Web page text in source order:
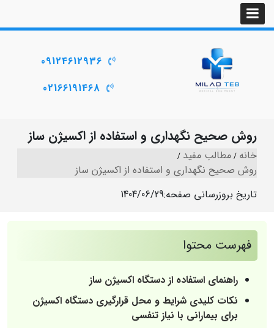
09124612936
02166191468
روش صحیح نگهداری و استفاده از اکسیژن ساز
خانه مطالب مفید
روش صحیح نگهداری و استفاده از اکسیژن ساز
تاریخ بروزرسانی صفحه:1404/06/29
فهرست محتوا
راهنمای استفاده از دستگاه اکسیژن ساز
نکات کلیدی شرایط و محل قرارگیری دستگاه اکسیژن
برای بیمارانی با نیاز تنفسی